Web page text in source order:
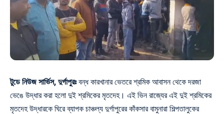
টুডে নিউজ সার্ভিস, দুর্গাপুরঃবন্ধ কারখানার ভেতরে শ্রমিক আবাসন থেকে দরজা
ভেঙে উদ্ধার করা হলো দুই শ্রমিকের মৃতদেহ। এই ভিন রাজ্যের এই দুই শ্রমিকের
মৃতদেহ উদ্ধারকে ঘিরে ব্যাপক চাঞ্চল্য দুর্গাপুরের কাঁকসার বামুনারা শিল্পতালুকের